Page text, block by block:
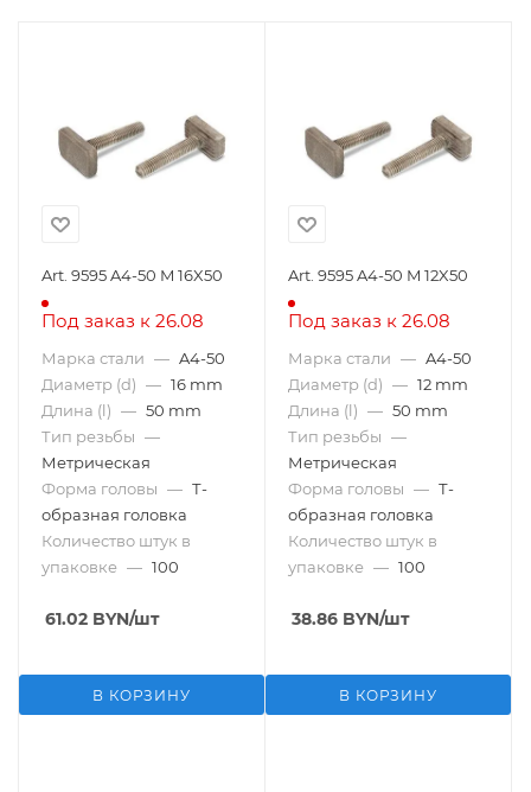
Art. 9595 A4-50 M 16X50
Под заказ к 26.08
Марка стали — A4-50
Диаметр (d) — 16 mm
Длина (l) — 50 mm
Тип резьбы —
Метрическая
Форма головы — Т-
образная головка
Количество штук в
упаковке — 100
61.02 BYN/шт
В КОРЗИНУ
Art. 9595 A4-50 M 12X50
Под заказ к 26.08
Марка стали — A4-50
Диаметр (d) — 12 mm
Длина (l) — 50 mm
Тип резьбы —
Метрическая
Форма головы — Т-
образная головка
Количество штук в
упаковке — 100
38.86 BYN/шт
В КОРЗИНУ